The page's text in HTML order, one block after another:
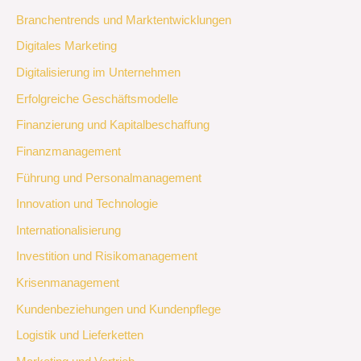
Branchentrends und Marktentwicklungen
Digitales Marketing
Digitalisierung im Unternehmen
Erfolgreiche Geschäftsmodelle
Finanzierung und Kapitalbeschaffung
Finanzmanagement
Führung und Personalmanagement
Innovation und Technologie
Internationalisierung
Investition und Risikomanagement
Krisenmanagement
Kundenbeziehungen und Kundenpflege
Logistik und Lieferketten